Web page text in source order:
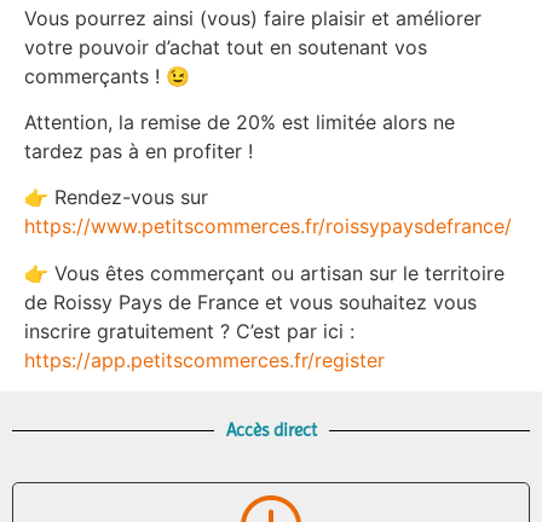
Vous pourrez ainsi (vous) faire plaisir et améliorer
votre pouvoir d’achat tout en soutenant vos
commerçants ! 😉
Attention, la remise de 20% est limitée alors ne
tardez pas à en profiter !
👉 Rendez-vous sur
https://www.petitscommerces.fr/roissypaysdefrance/
👉 Vous êtes commerçant ou artisan sur le territoire
de Roissy Pays de France et vous souhaitez vous
inscrire gratuitement ? C’est par ici :
https://app.petitscommerces.fr/register
Accès direct